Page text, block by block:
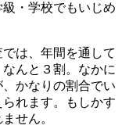
・学校でもいじめ
は、年間を通して
なんと３割。なかに
かなりの割合でい
れます。もしかす
せん。